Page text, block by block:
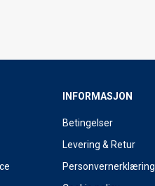
INFORMASJON
Betingelser
Levering & Retur
Personvernerklæring